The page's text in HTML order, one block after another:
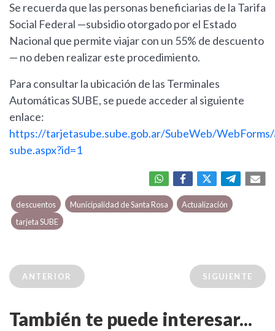
Se recuerda que las personas beneficiarias de la Tarifa
Social Federal —subsidio otorgado por el Estado
Nacional que permite viajar con un 55% de descuento
— no deben realizar este procedimiento.
Para consultar la ubicación de las Terminales
Automáticas SUBE, se puede acceder al siguiente
enlace:
https://tarjetasube.sube.gob.ar/SubeWeb/
sube.aspx?id=1
descuentos Municipalidad de Santa Rosa
Actualización
tarjeta SUBE
ANTERIOR SIGUIENTE
También te puede interesar...